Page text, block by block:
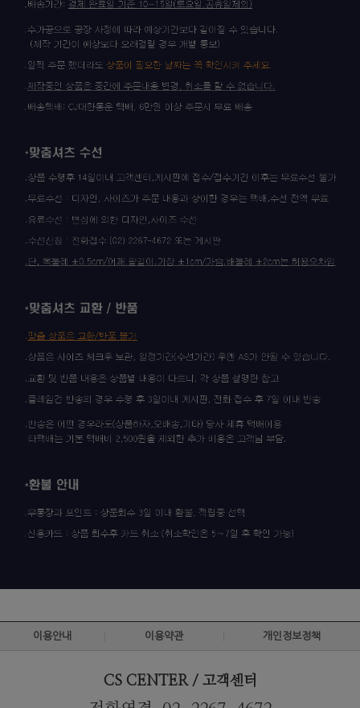
이용안내 이용약관 개인정보정책
CS CENTER / 고객센터